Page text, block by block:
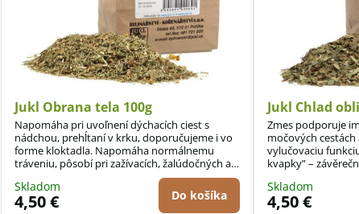
Jukl Obrana tela 100g
Napomáha pri uvoľnení dýchacích ciest s
nádchou, prehĺtaní v krku, doporučujeme i vo
forme kloktadla. Napomáha normálnemu
tráveniu, pôsobí pri zažívacích, žalúdočných a
črevných problémoch, riadi sekréciu.
Skladom
4,50 € Do košíka
Jukl Chlad
Zmes podporuje
močových
vylučovaciu
kvapky” –
Skladom
4,50 €